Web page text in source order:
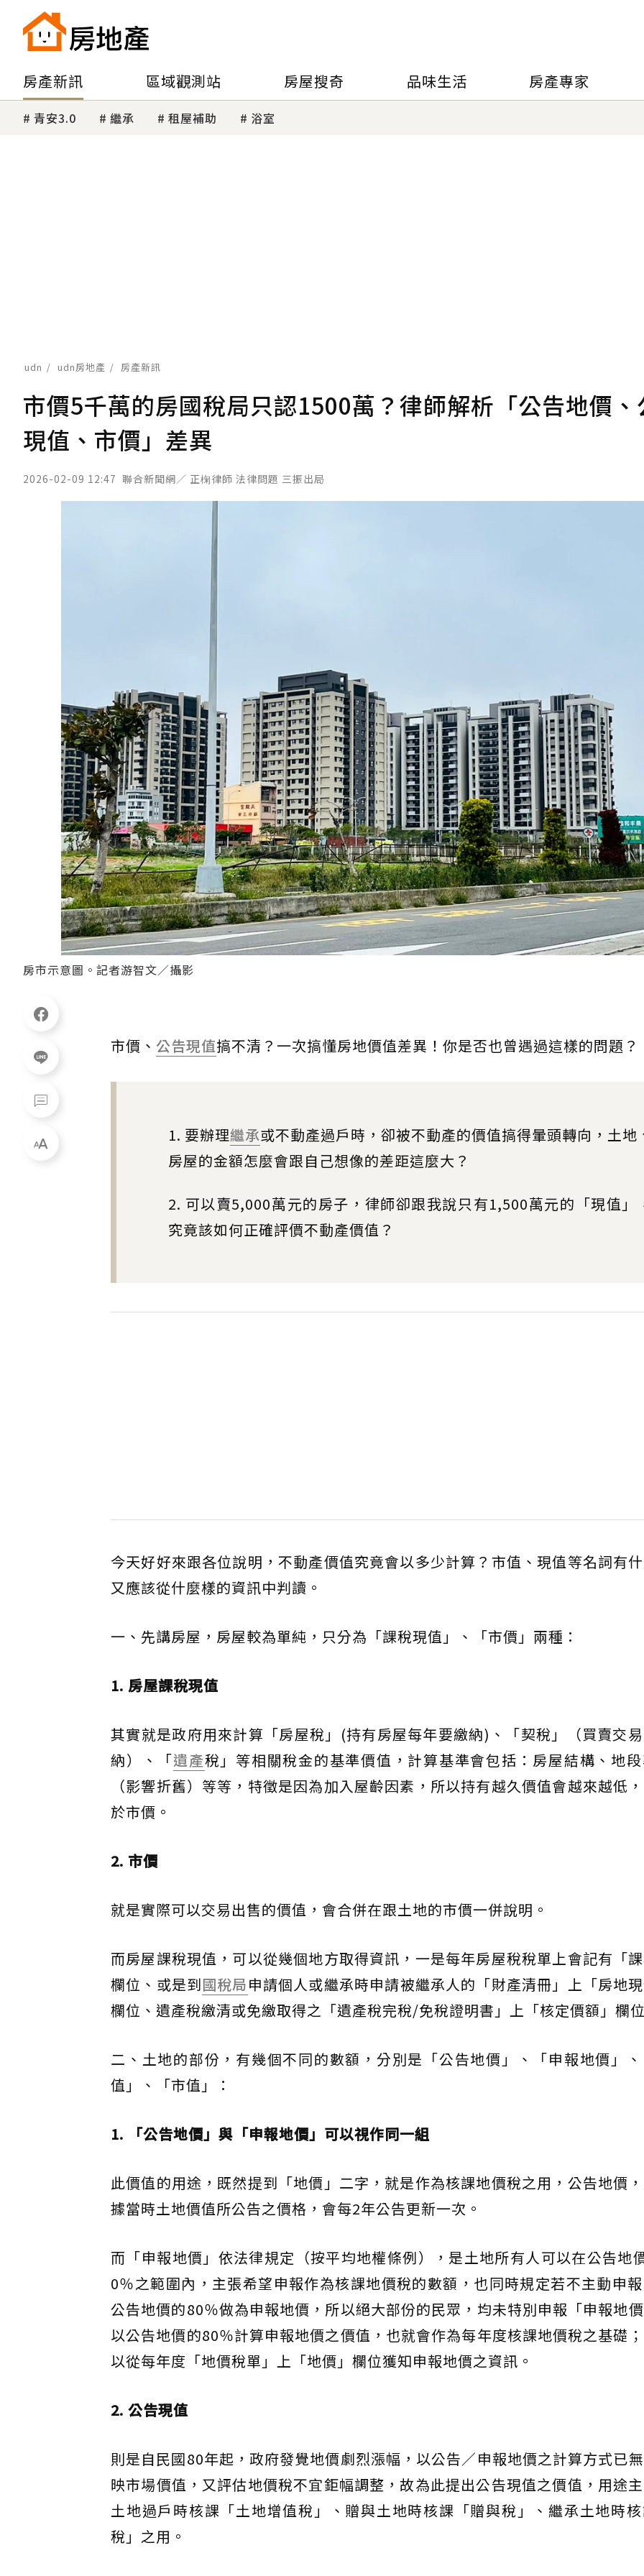
房產新訊 區域觀測站 房屋搜奇 品味生活 房產專家
青安3.0 繼承 租屋補助 浴室
udn udn房地產 房產新訊
市價5千萬的房國稅局只認1500萬？律師解析「公告地價、
現值、市價」差異
2026-02-09 12:47 聯合新聞網／ 正椈律師 法律問題 三振出局
房市示意圖。記者游智文／攝影
市價、 公告現值搞不清？一次搞懂房地價值差異！你是否也曾遇過這樣的問題？
1. 要辦理繼承或不動產過戶時，卻被不動產的價值搞得暈頭轉向，土地
房屋的金額怎麼會跟自己想像的差距這麼大？
2. 可以賣5,000萬元的房子，律師卻跟我說只有1,500萬元的「現值」
究竟該如何正確評價不動產價值？
今天好好來跟各位說明，不動產價值究竟會以多少計算？市值、現值等名詞有
又應該從什麼樣的資訊中判讀。
一、先講房屋，房屋較為單純，只分為「課稅現值」、「市價」兩種：
1. 房屋課稅現值
其實就是政府用來計算「房屋稅」(持有房屋每年要繳納)、「契稅」（買賣交
納）、「遺產稅」等相關稅金的基準價值，計算基準會包括：房屋結構、地
（影響折舊）等等，特徵是因為加入屋齡因素，所以持有越久價值會越來越低
於市價。
2. 市價
就是實際可以交易出售的價值，會合併在跟土地的市價一併說明。
而房屋課稅現值，可以從幾個地方取得資訊，一是每年房屋稅稅單上會記有「
欄位、或是到國稅局申請個人或繼承時申請被繼承人的「財產清冊」上「房地
欄位、遺產稅繳清或免繳取得之「遺產稅完稅/免稅證明書」上「核定價額」欄
二、土地的部份，有幾個不同的數額，分別是「公告地價」、「申報地價」
值」、「市值」：
1. 「公告地價」與「申報地價」可以視作同一組
此價值的用途，既然提到「地價」二字，就是作為核課地價稅之用，公告地價
據當時土地價值所公告之價格，會每2年公告更新一次。
而「申報地價」依法律規定（按平均地權條例），是土地所有人可以在公告地
0％之範圍內，主張希望申報作為核課地價稅的數額，也同時規定若不主動申
公告地價的80％做為申報地價，所以絕大部份的民眾，均未特別申報「申報地
以公告地價的80％計算申報地價之價值，也就會作為每年度核課地價稅之基礎
以從每年度「地價稅單」上「地價」欄位獲知申報地價之資訊。
2. 公告現值
則是自民國80年起，政府發覺地價劇烈漲幅，以公告／申報地價之計算方式已
映市場價值，又評估地價稅不宜鉅幅調整，故為此提出公告現值之價值，用途
土地過戶時核課「土地增值稅」、贈與土地時核課「贈與稅」、繼承土地時
稅」之用。